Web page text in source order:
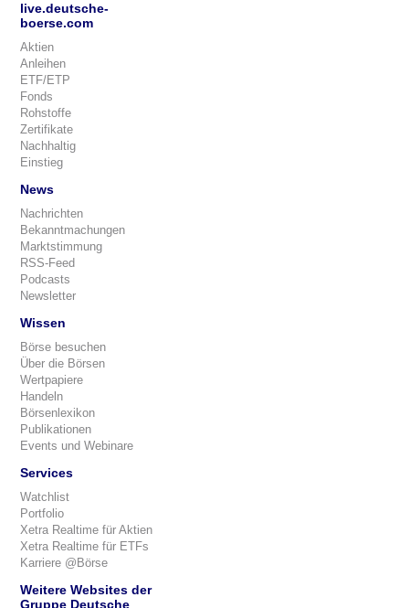
live.deutsche-
boerse.com
Aktien
Anleihen
ETF/ETP
Fonds
Rohstoffe
Zertifikate
Nachhaltig
Einstieg
News
Nachrichten
Bekanntmachungen
Marktstimmung
RSS-Feed
Podcasts
Newsletter
Wissen
Börse besuchen
Über die Börsen
Wertpapiere
Handeln
Börsenlexikon
Publikationen
Events und Webinare
Services
Watchlist
Portfolio
Xetra Realtime für Aktien
Xetra Realtime für ETFs
Karriere @Börse
Weitere Websites der
Gruppe Deutsche